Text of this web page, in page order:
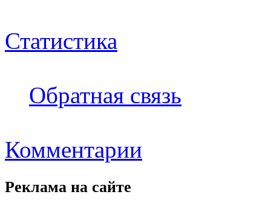
Статистика
Обратная связь
Комментарии
Реклама на сайте